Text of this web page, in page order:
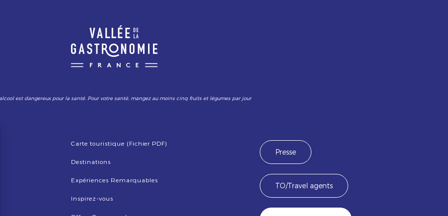
est dangereux pour la santé. Pour votre santé, mangez au moins cinq fruits et légumes par jour
Carte touristique (Fichier PDF)
Destinations
Expériences Remarquables
Inspirez-vous
Presse
TO/Travel agents